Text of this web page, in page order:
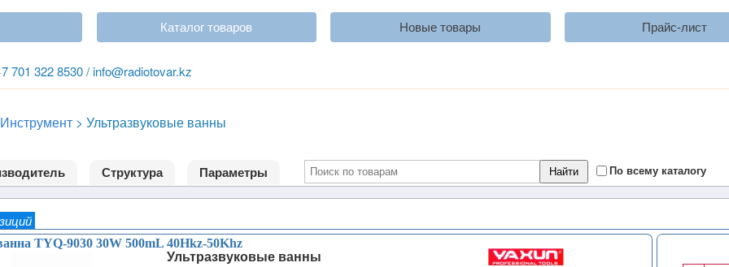
Каталог товаров Новые товары Прайс-лист
701 322 8530 / info@radiotovar.kz
Инструмент > Ультразвуковые ванны
Структура Параметры По всему каталогу
TYQ-9030 30W 500mL 40Hkz-50Khz
Ультразвуковые ванны